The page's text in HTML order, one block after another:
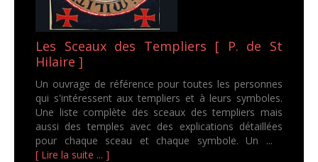
Les Sceaux des Templiers [ P. de St
Hilaire ]
Un ouvrage de référence pour toutes les personnes
qui s'intéressent aux templiers et à leurs symboles.
Une liste complète des sceaux des templiers mais
aussi des temples avec des explications détaillées
pour chaque sceau et chaque symbole. Un ...
[ Lire la suite ... ]